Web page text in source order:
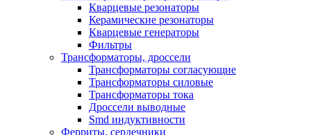
Кварцевые резонаторы
Керамические резонаторы
Кварцевые генераторы
Фильтры
Трансформаторы, дроссели
Трансформаторы согласующие
Трансформаторы силовые
Трансформаторы тока
Дроссели выводные
Smd индуктивности
Ферриты, сердечники